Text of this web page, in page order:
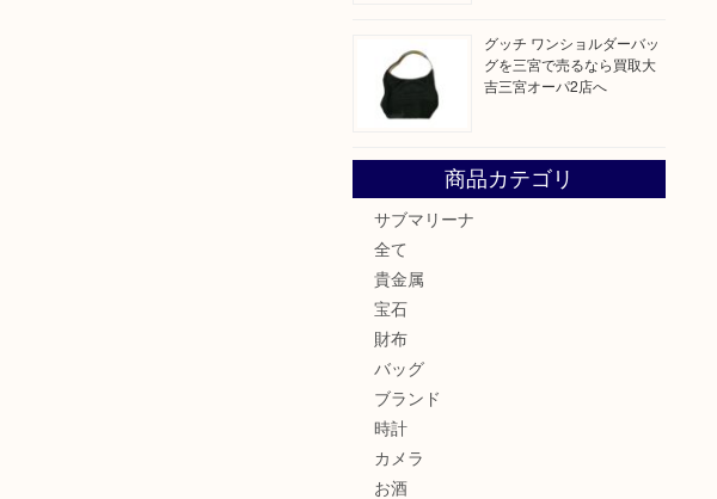
グッチ ワンショルダーバッ
グを三宮で売るなら買取大
吉三宮オーパ2店へ
商品カテゴリ
サブマリーナ
全て
貴金属
宝石
財布
バッグ
ブランド
時計
カメラ
お酒